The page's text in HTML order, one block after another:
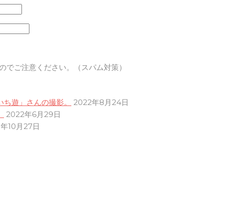
でご注意ください。（スパム対策）
遊」さんの撮影。
2022年8月24日
2022年6月29日
10月27日